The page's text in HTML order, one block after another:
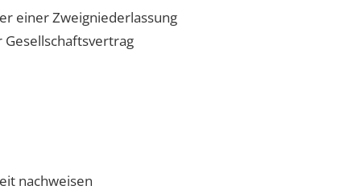
einer Zweigniederlassung
Gesellschaftsvertrag
nachweisen